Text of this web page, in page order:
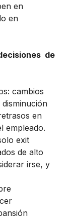
en
en
de
cambios
en
empleado.
exit
de alto
irse, y